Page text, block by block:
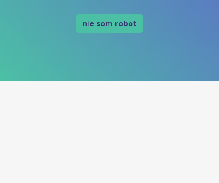
nie som robot